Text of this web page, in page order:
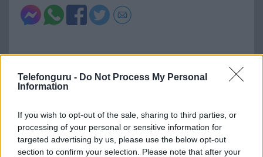
Telefonguru - Do Not Process My Personal
Information
If you wish to opt-out of the sale, sharing to third parties, or
processing of your personal or sensitive information for
targeted advertising by us, please use the below opt-out
section to confirm your selection. Please note that after your
Új és Használt GSM kiemelt ajánlatok
Apple iPhone 16